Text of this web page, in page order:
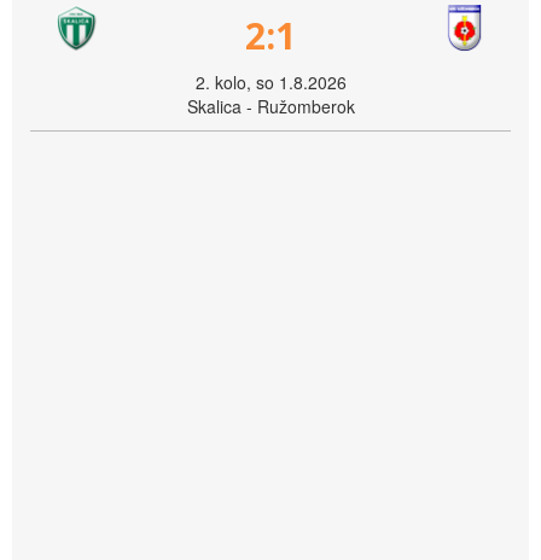
2:1
2. kolo, so 1.8.2026
Skalica - Ružomberok